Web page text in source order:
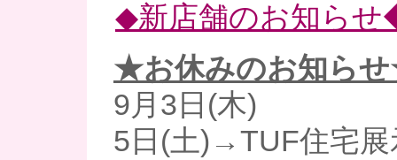
◆新店舗のお知ら
★お休みのお知ら
9月3日(木)
5日(土)→TUF住宅展